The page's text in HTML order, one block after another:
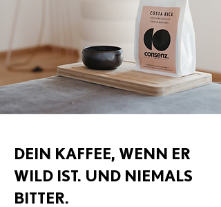
DEIN KAFFEE, WENN ER
WILD IST. UND NIEMALS
BITTER.